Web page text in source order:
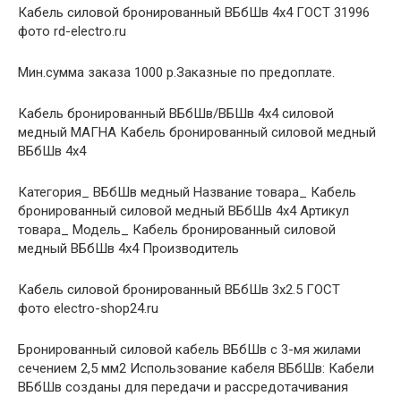
Кабель силовой бронированный ВБбШв 4х4 ГОСТ 31996
фото rd-electro.ru
Мин.сумма заказа 1000 р.Заказные по предоплате.
Кабель бронированный ВБбШв/ВБШв 4х4 силовой
медный МАГНА Кабель бронированный силовой медный
ВБбШв 4х4
Категория_ ВБбШв медный Название товара_ Кабель
бронированный силовой медный ВБбШв 4х4 Артикул
товара_ Модель_ Кабель бронированный силовой
медный ВБбШв 4х4 Производитель
Кабель силовой бронированный ВБбШв 3х2.5 ГОСТ
фото electro-shop24.ru
Бронированный силовой кабель ВБбШв с 3-мя жилами
сечением 2,5 мм2 Использование кабеля ВБбШв: Кабели
ВБбШв созданы для передачи и рассредотачивания